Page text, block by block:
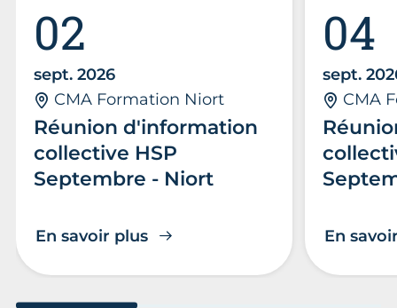
Réunion d'information
collective HSP
Septembre - Niort
02
sept. 2026
CMA Formation Niort
En savoir plus
04
sept.
CMA
En